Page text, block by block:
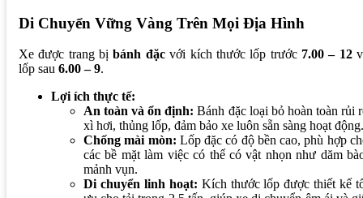
Di Chuyển Vững Vàng Trên Mọi Địa Hình
Xe được trang bịbánh đặcvới kích thước lốp trước 7.00 – 12
lốp sau 6.00 – 9.
Lợi ích thực tế:
An toàn và ổn định: Bánh đặc loại bỏ hoàn toàn rủi
xì hơi, thủng lốp, đảm bảo xe luôn sẵn sàng hoạt động.
Chống mài mòn: Lốp đặc có độ bền cao, phù hợp
các bề mặt làm việc có thể có vật nhọn như dăm
mảnh vụn.
Di chuyển linh hoạt: Kích thước lốp được thiết kế